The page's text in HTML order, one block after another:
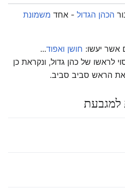
הכהן הגדול - אחד משמונת
אשר יעשו: חושן ואפוד...
לראשו של כהן גדול, ונקראת כן
הראש סביב סביב.
למגבעת